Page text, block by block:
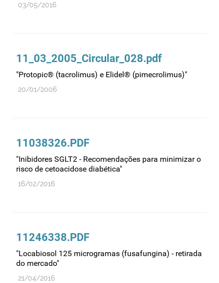
03/05/2016
11_03_2005_Circular_028.pdf
"Protopic® (tacrolimus) e Elidel® (pimecrolimus)"
20/01/2006
11038326.PDF
"Inibidores SGLT2 - Recomendações para minimizar o
risco de cetoacidose diabética"
16/02/2016
11246338.PDF
"Locabiosol 125 microgramas (fusafungina) - retirada
do mercado"
21/04/2016